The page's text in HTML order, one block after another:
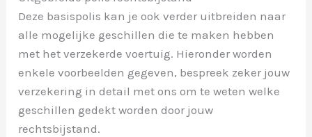
Deze basispolis kan je ook verder uitbreiden naar
alle mogelijke geschillen die te maken hebben
met het verzekerde voertuig. Hieronder worden
enkele voorbeelden gegeven, bespreek zeker jouw
verzekering in detail met ons om te weten welke
geschillen gedekt worden door jouw
rechtsbijstand.